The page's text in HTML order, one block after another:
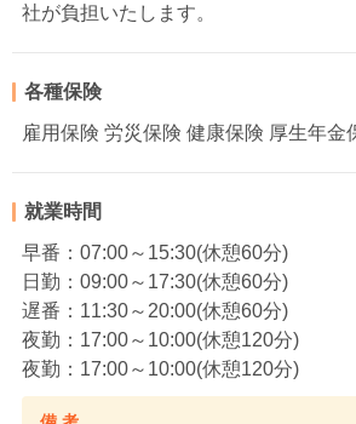
社が負担いたします。
各種保険
雇用保険 労災保険 健康保険 厚生年金
就業時間
早番：07:00～15:30(休憩60分)
日勤：09:00～17:30(休憩60分)
遅番：11:30～20:00(休憩60分)
夜勤：17:00～10:00(休憩120分)
夜勤：17:00～10:00(休憩120分)